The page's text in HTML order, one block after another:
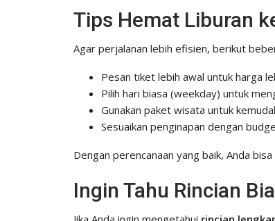
Tips Hemat Liburan
Agar perjalanan lebih efisien, berikut
Pesan tiket lebih awal untuk harga
Pilih hari biasa (weekday) untuk
Gunakan paket wisata untuk
Sesuaikan penginapan dengan
Dengan perencanaan yang baik, Anda
Ingin Tahu Rincian